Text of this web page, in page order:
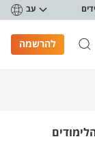
עב
להרשמה